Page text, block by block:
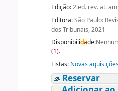
Edição:2.ed. rev. at.
Editora:São Paulo:
dos Tribunais, 2021
Disponibilidade:
(1).
Listas: Novas aquisições
Reservar